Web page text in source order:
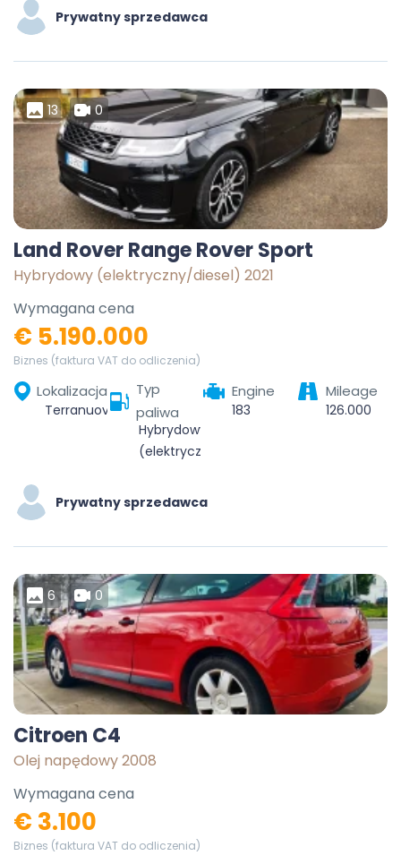
Prywatny sprzedawca
13 0
Land Rover Range Rover Sport
Hybrydowy (elektryczny/diesel) 2021
Wymagana cena
€ 5.190.000
Biznes (faktura VAT do odliczenia)
Lokalizacja
Terranuova Bracciolini, Arezzo, Toscana, 52028, Italia
Typ
paliwa
Hybrydowy
(elektryczny/diesel)
Engine
183
Mileage
126.000
Prywatny sprzedawca
6 0
Citroen C4
Olej napędowy 2008
Wymagana cena
€ 3.100
Biznes (faktura VAT do odliczenia)